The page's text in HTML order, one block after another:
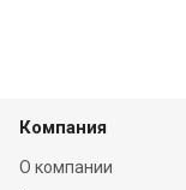
Компания
О компании